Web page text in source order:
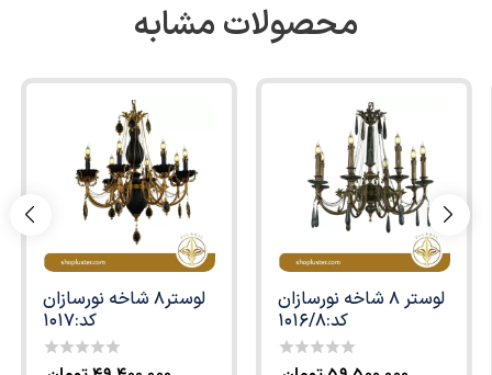
محصولات مشابه
لوستر8 شاخه نورسازان
کد:1017
لوستر 8 شاخه نورسازان
کد:1016/8